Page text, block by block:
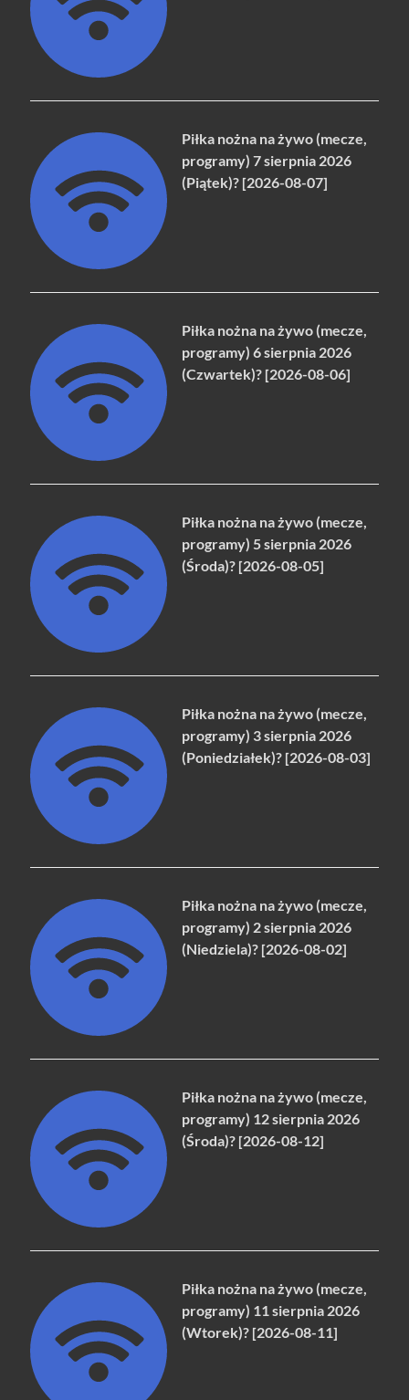
Piłka nożna na żywo (mecze,
programy) 7 sierpnia 2026
(Piątek)? [2026-08-07]
Piłka nożna na żywo (mecze,
programy) 6 sierpnia 2026
(Czwartek)? [2026-08-06]
Piłka nożna na żywo (mecze,
programy) 5 sierpnia 2026
(Środa)? [2026-08-05]
Piłka nożna na żywo (mecze,
programy) 3 sierpnia 2026
(Poniedziałek)? [2026-08-03]
Piłka nożna na żywo (mecze,
programy) 2 sierpnia 2026
(Niedziela)? [2026-08-02]
Piłka nożna na żywo (mecze,
programy) 12 sierpnia 2026
(Środa)? [2026-08-12]
Piłka nożna na żywo (mecze,
programy) 11 sierpnia 2026
(Wtorek)? [2026-08-11]